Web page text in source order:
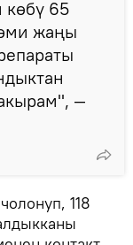
көбү 65
жаңы
—
118